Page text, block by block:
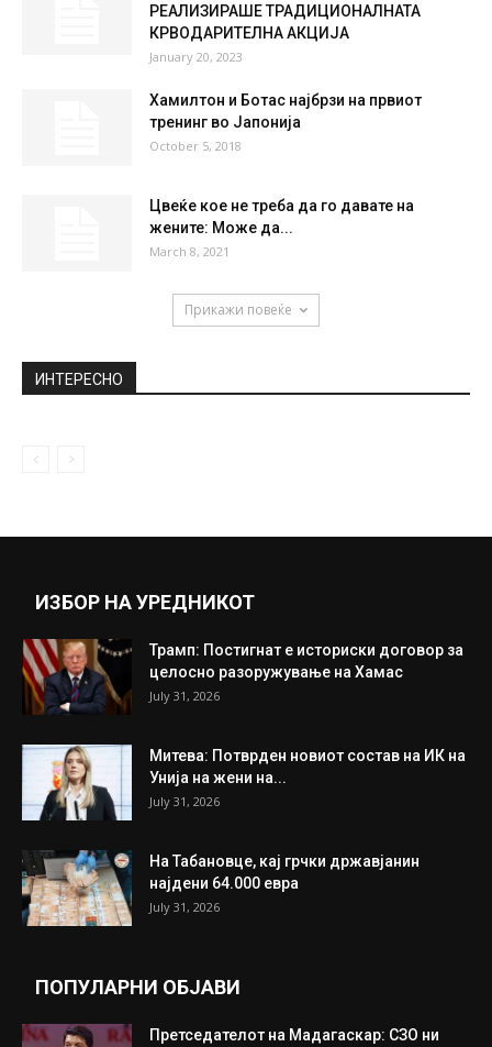
РЕАЛИЗИРАШЕ ТРАДИЦИОНАЛНАТА
КРВОДАРИТЕЛНА АКЦИЈА
January 20, 2023
Хамилтон и Ботас најбрзи на првиот
тренинг во Јапонија
October 5, 2018
Цвеќе кое не треба да го давате на
жените: Може да...
March 8, 2021
Прикажи повеќе
ИНТЕРЕСНО
ИЗБОР НА УРЕДНИКОТ
Трамп: Постигнат е историски договор за
целосно разоружување на Хамас
July 31, 2026
Митева: Потврден новиот состав на ИК на
Унија на жени на...
July 31, 2026
На Табановце, кај грчки државјанин
најдени 64.000 евра
July 31, 2026
ПОПУЛАРНИ ОБЈАВИ
Претседателот на Мадагаскар: СЗО ни